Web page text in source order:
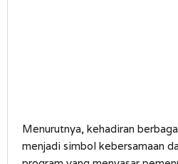
Menurutnya, kehadiran
menjadi simbol kebersamaan